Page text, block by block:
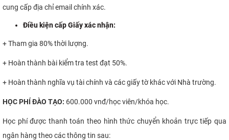
cung cấp địa chỉ email chính xác.
Điều kiện cấp Giấy xác nhận:
+ Tham gia 80% thời lượng.
+ Hoàn thành bài kiểm tra test đạt 50%.
+ Hoàn thành nghĩa vụ tài chính và các giấy tờ khác với Nhà trường.
HỌC PHÍ ĐÀO TẠO: 600.000 vnđ/học viên/khóa học.
Học phí được thanh toán theo hình thức chuyển khoản trực tiếp qua
ngân hàng theo các thông tin sau: